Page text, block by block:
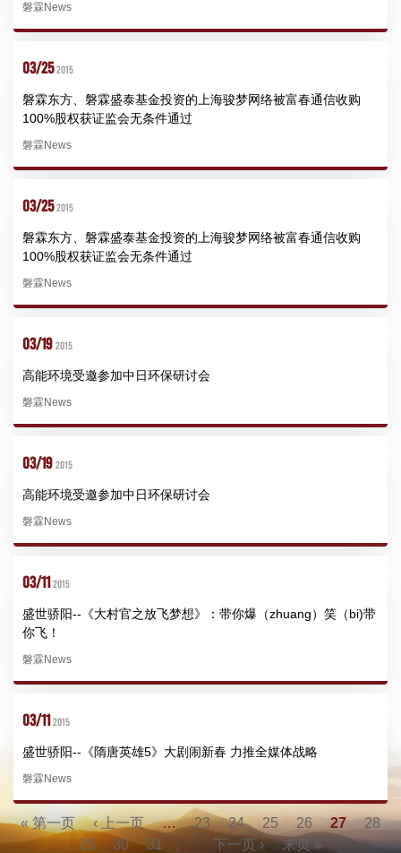
磐霖News
03/25 2015
磐霖东方、磐霖盛泰基金投资的上海骏梦网络被富春通信收购
100%股权获证监会无条件通过
磐霖News
03/25 2015
磐霖东方、磐霖盛泰基金投资的上海骏梦网络被富春通信收购
100%股权获证监会无条件通过
磐霖News
03/19 2015
高能环境受邀参加中日环保研讨会
磐霖News
03/19 2015
高能环境受邀参加中日环保研讨会
磐霖News
03/11 2015
盛世骄阳--《大村官之放飞梦想》：带你爆（zhuang）笑（bi)带
你飞！
磐霖News
03/11 2015
盛世骄阳--《隋唐英雄5》大剧闹新春 力推全媒体战略
磐霖News
« 第一页 ‹ 上一页 … 23 24 25 26 27
28
29
30 31 … 下一页 › 末页 »